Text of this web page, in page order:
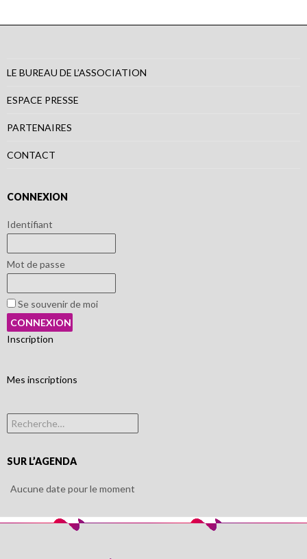
LE BUREAU DE L’ASSOCIATION
ESPACE PRESSE
PARTENAIRES
CONTACT
CONNEXION
Identifiant
Mot de passe
Se souvenir de moi
Inscription
Mes inscriptions
Rechercher :
SUR L’AGENDA
Aucune date pour le moment